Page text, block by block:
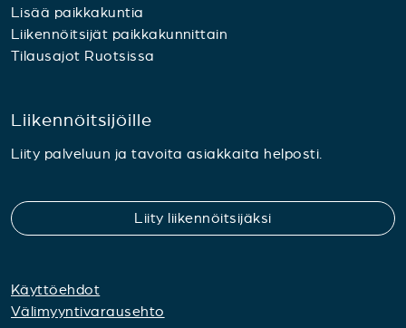
Lisää paikkakuntia
Liikennöitsijät paikkakunnittain
Tilausajot Ruotsissa
Liikennöitsijöille
Liity palveluun ja tavoita asiakkaita helposti.
Liity liikennöitsijäksi
Käyttöehdot
Välimyyntivarausehto